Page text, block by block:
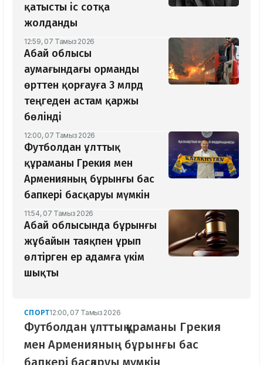
қатысты іс сотқа
жолданды
12:59, 07 Тамыз 2026
Абай облысы
аумағындағы орманды
өрттен қорғауға 3 млрд
теңгеден астам қаржы
бөлінді
12:00, 07 Тамыз 2026
Футболдан ұлттық
құраманы Грекия мен
Арменияның бұрынғы бас
бапкері басқаруы мүмкін
11:54, 07 Тамыз 2026
Абай облысында бұрынғы
жұбайын таяқпен ұрып
өлтірген ер адамға үкім
шықты
СПОРТ12:00, 07 Тамыз 2026
Футболдан ұлттық құраманы Грекия
мен Арменияның бұрынғы бас